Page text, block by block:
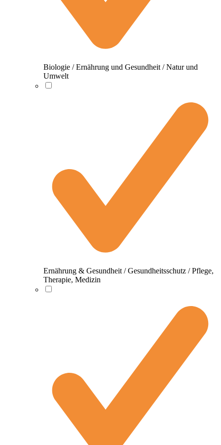
Biologie / Ernährung und Gesundheit / Natur und
Umwelt
Ernährung & Gesundheit / Gesundheitsschutz / Pflege,
Therapie, Medizin